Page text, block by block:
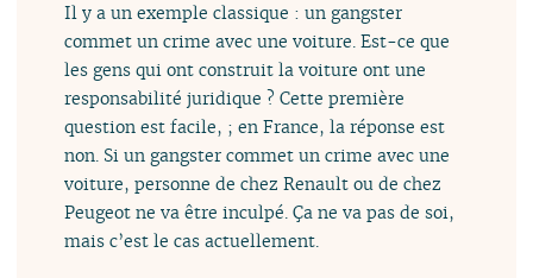
Il y a un exemple classique : un gangster
commet un crime avec une voiture. Est-ce que
les gens qui ont construit la voiture ont une
responsabilité juridique ? Cette première
question est facile, ; en France, la réponse est
non. Si un gangster commet un crime avec une
voiture, personne de chez Renault ou de chez
Peugeot ne va être inculpé. Ça ne va pas de soi,
mais c’est le cas actuellement.